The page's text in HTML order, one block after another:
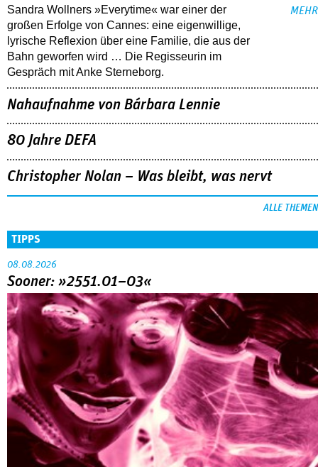
Sandra Wollners »Everytime« war einer der
großen Erfolge von Cannes: eine eigenwillige,
lyrische Reflexion über eine ­Familie, die aus der
Bahn geworfen wird … Die Regisseurin im
Gespräch mit Anke Sterneborg.
MEHR
Nahaufnahme von Bárbara Lennie
80 Jahre DEFA
Christopher Nolan – Was bleibt, was nervt
ALLE THEMEN
TIPPS
08.08.2026
Sooner: »2551.01–03«